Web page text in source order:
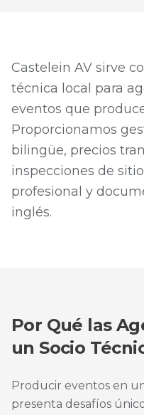
Castelein AV sirve
técnica local para
eventos que
Proporcionamos
bilingüe, precios
inspecciones de
profesional y
inglés.
Por Qué las
un Socio
Producir eventos en
presenta desafíos